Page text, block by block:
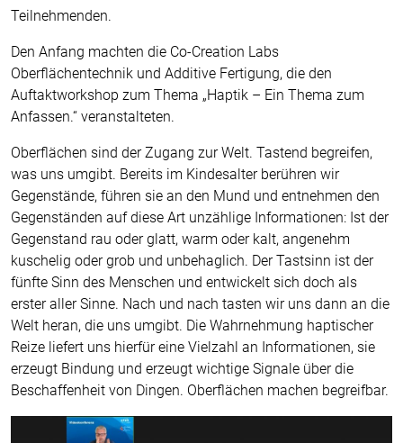
Teilnehmenden.
Den Anfang machten die Co-Creation Labs
Oberflächentechnik und Additive Fertigung, die den
Auftaktworkshop zum Thema „Haptik – Ein Thema zum
Anfassen.“ veranstalteten.
Oberflächen sind der Zugang zur Welt. Tastend begreifen,
was uns umgibt. Bereits im Kindesalter berühren wir
Gegenstände, führen sie an den Mund und entnehmen den
Gegenständen auf diese Art unzählige Informationen: Ist der
Gegenstand rau oder glatt, warm oder kalt, angenehm
kuschelig oder grob und unbehaglich. Der Tastsinn ist der
fünfte Sinn des Menschen und entwickelt sich doch als
erster aller Sinne. Nach und nach tasten wir uns dann an die
Welt heran, die uns umgibt. Die Wahrnehmung haptischer
Reize liefert uns hierfür eine Vielzahl an Informationen, sie
erzeugt Bindung und erzeugt wichtige Signale über die
Beschaffenheit von Dingen. Oberflächen machen begreifbar.